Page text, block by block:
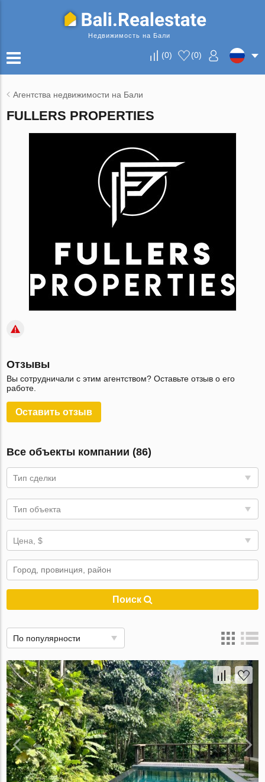
Недвижимость на Бали
(0) (0)
Агентства недвижимости на Бали
FULLERS PROPERTIES
Отзывы
Вы сотрудничали с этим агентством? Оставьте отзыв о его
работе.
Оставить отзыв
Все объекты компании (86)
Тип сделки
Тип объекта
Цена, $
Поиск
По популярности